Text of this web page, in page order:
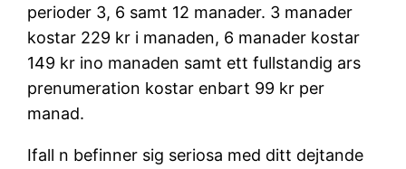
perioder 3, 6 samt 12 manader. 3 manader
kostar 229 kr i manaden, 6 manader kostar
149 kr ino manaden samt ett fullstandig ars
prenumeration kostar enbart 99 kr per
manad.
Ifall n befinner sig seriosa med ditt dejtande